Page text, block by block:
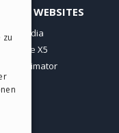
WEBSITES
Incomedia
WebSite X5
WebAnimator
zu